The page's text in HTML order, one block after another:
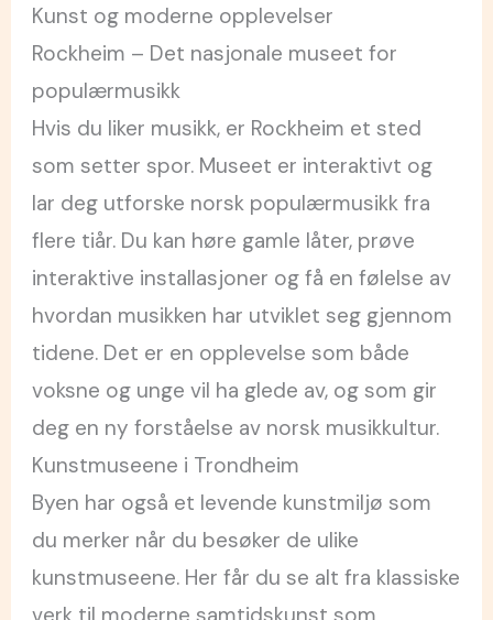
Kunst og moderne opplevelser
Rockheim – Det nasjonale museet for
populærmusikk
Hvis du liker musikk, er Rockheim et sted
som setter spor. Museet er interaktivt og
lar deg utforske norsk populærmusikk fra
flere tiår. Du kan høre gamle låter, prøve
interaktive installasjoner og få en følelse av
hvordan musikken har utviklet seg gjennom
tidene. Det er en opplevelse som både
voksne og unge vil ha glede av, og som gir
deg en ny forståelse av norsk musikkultur.
Kunstmuseene i Trondheim
Byen har også et levende kunstmiljø som
du merker når du besøker de ulike
kunstmuseene. Her får du se alt fra klassiske